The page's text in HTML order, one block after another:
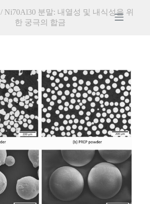
/ Ni70Al30 분말: 내열성 및 내식성을 위
한 궁극의 합금